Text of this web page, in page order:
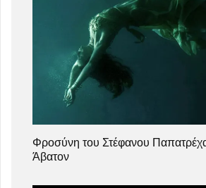
Φροσύνη του Στέφανου
Άβατον